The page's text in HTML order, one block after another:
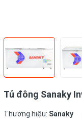
Tủ đông Sanaky
Thương hiệu: Sanaky